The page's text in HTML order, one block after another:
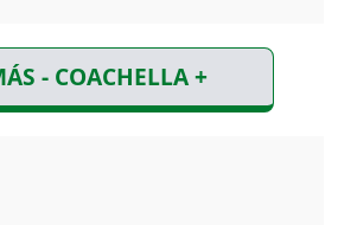
- COACHELLA +